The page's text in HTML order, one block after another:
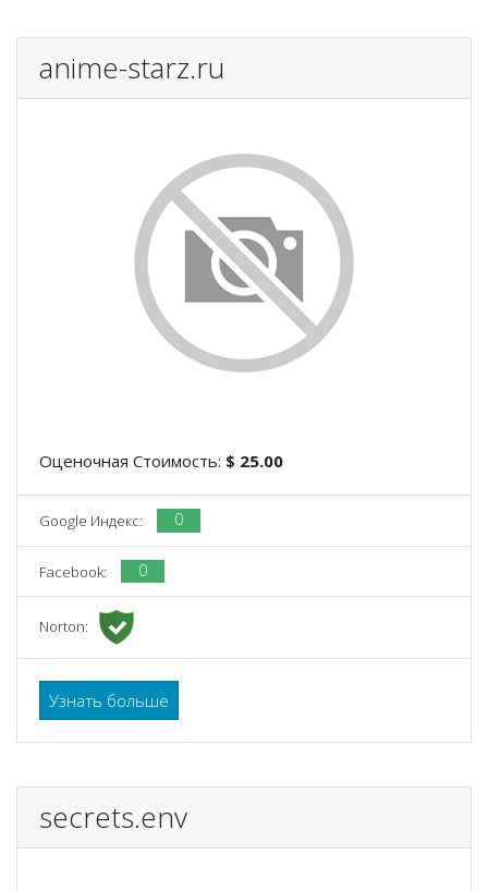
anime-starz.ru
Оценочная Стоимость: $ 25.00
Google Индекс: 0
Facebook: 0
Norton:
Узнать больше
secrets.env